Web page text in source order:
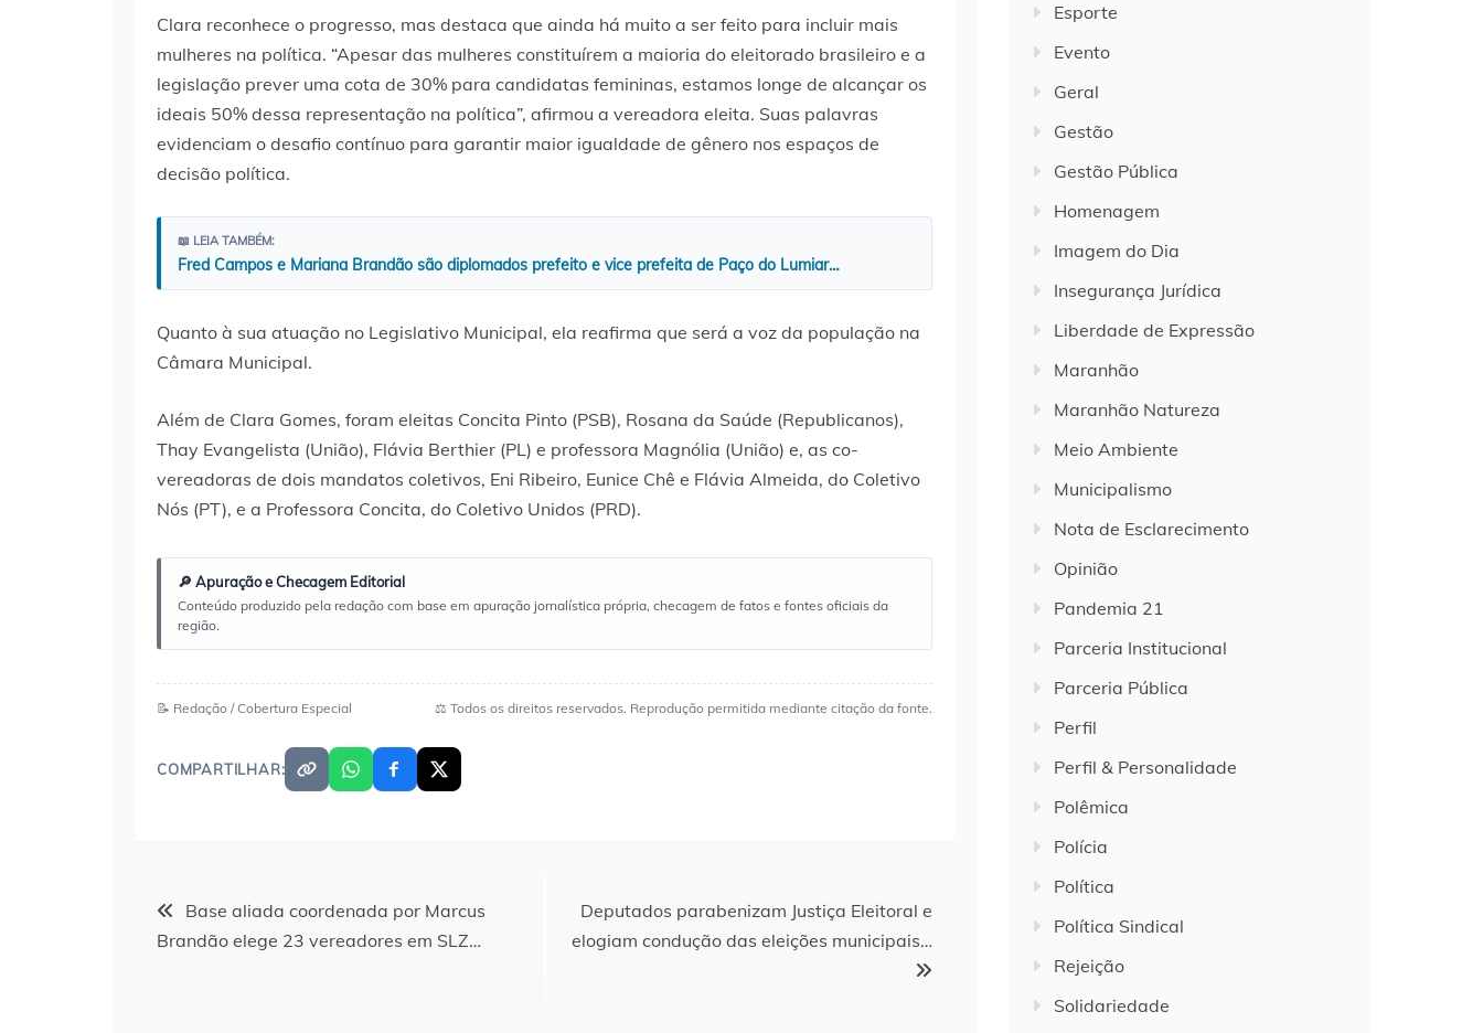
Clara reconhece o progresso, mas destaca que ainda há muito a ser feito para incluir mais
mulheres na política. “Apesar das mulheres constituírem a maioria do eleitorado brasileiro e a
legislação prever uma cota de 30% para candidatas femininas, estamos longe de alcançar os
ideais 50% dessa representação na política”, afirmou a vereadora eleita. Suas palavras
evidenciam o desafio contínuo para garantir maior igualdade de gênero nos espaços de
decisão política.
📖 LEIA TAMBÉM:
Fred Campos e Mariana Brandão são diplomados prefeito e vice prefeita de Paço do Lumiar…
Quanto à sua atuação no Legislativo Municipal, ela reafirma que será a voz da população na
Câmara Municipal.
Além de Clara Gomes, foram eleitas Concita Pinto (PSB), Rosana da Saúde (Republicanos),
Thay Evangelista (União), Flávia Berthier (PL) e professora Magnólia (União) e, as co-
vereadoras de dois mandatos coletivos, Eni Ribeiro, Eunice Chê e Flávia Almeida, do Coletivo
Nós (PT), e a Professora Concita, do Coletivo Unidos (PRD).
🔎 Apuração e Checagem Editorial
Conteúdo produzido pela redação com base em apuração jornalística própria, checagem de fatos e fontes oficiais da
região.
📝 Redação / Cobertura Especial ⚖️ Todos os direitos reservados. Reprodução permitida mediante citação da fonte.
COMPARTILHAR:
Navegação
Base aliada coordenada por Marcus
Brandão elege 23 vereadores em SLZ…
Deputados parabenizam Justiça Eleitoral e
elogiam condução das eleições municipais…
Esporte
Evento
Geral
Gestão
Gestão Pública
Homenagem
Imagem do Dia
Insegurança Jurídica
Liberdade de Expressão
Maranhão
Maranhão Natureza
Meio Ambiente
Municipalismo
Nota de Esclarecimento
Opinião
Pandemia 21
Parceria Institucional
Parceria Pública
Perfil
Perfil & Personalidade
Polêmica
Polícia
Política
Política Sindical
Rejeição
Solidariedade